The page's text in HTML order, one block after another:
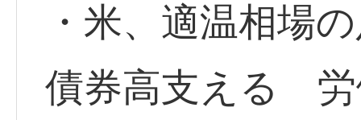
・米、適温相場
債券高支える 労